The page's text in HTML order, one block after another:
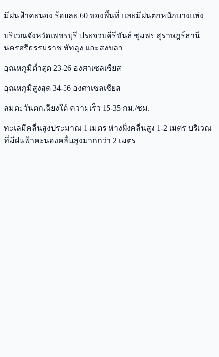
มีฝนฟ้าคะนอง ร้อยละ 60 ของพื้นที่ และมีฝนตกหนักบางแห่ง
บริเวณจังหวัดเพชรบุรี ประจวบคีรีขันธ์ ชุมพร สุราษฎร์ธานี
นครศรีธรรมราช พัทลุง และสงขลา
อุณหภูมิต่ำสุด 23-26 องศาเซลเซียส
อุณหภูมิสูงสุด 34-36 องศาเซลเซียส
ลมตะวันตกเฉียงใต้ ความเร็ว 15-35 กม./ชม.
ทะเลมีคลื่นสูงประมาณ 1 เมตร ห่างฝั่งคลื่นสูง 1-2 เมตร บริเวณ
ที่มีฝนฟ้าคะนองคลื่นสูงมากกว่า 2 เมตร